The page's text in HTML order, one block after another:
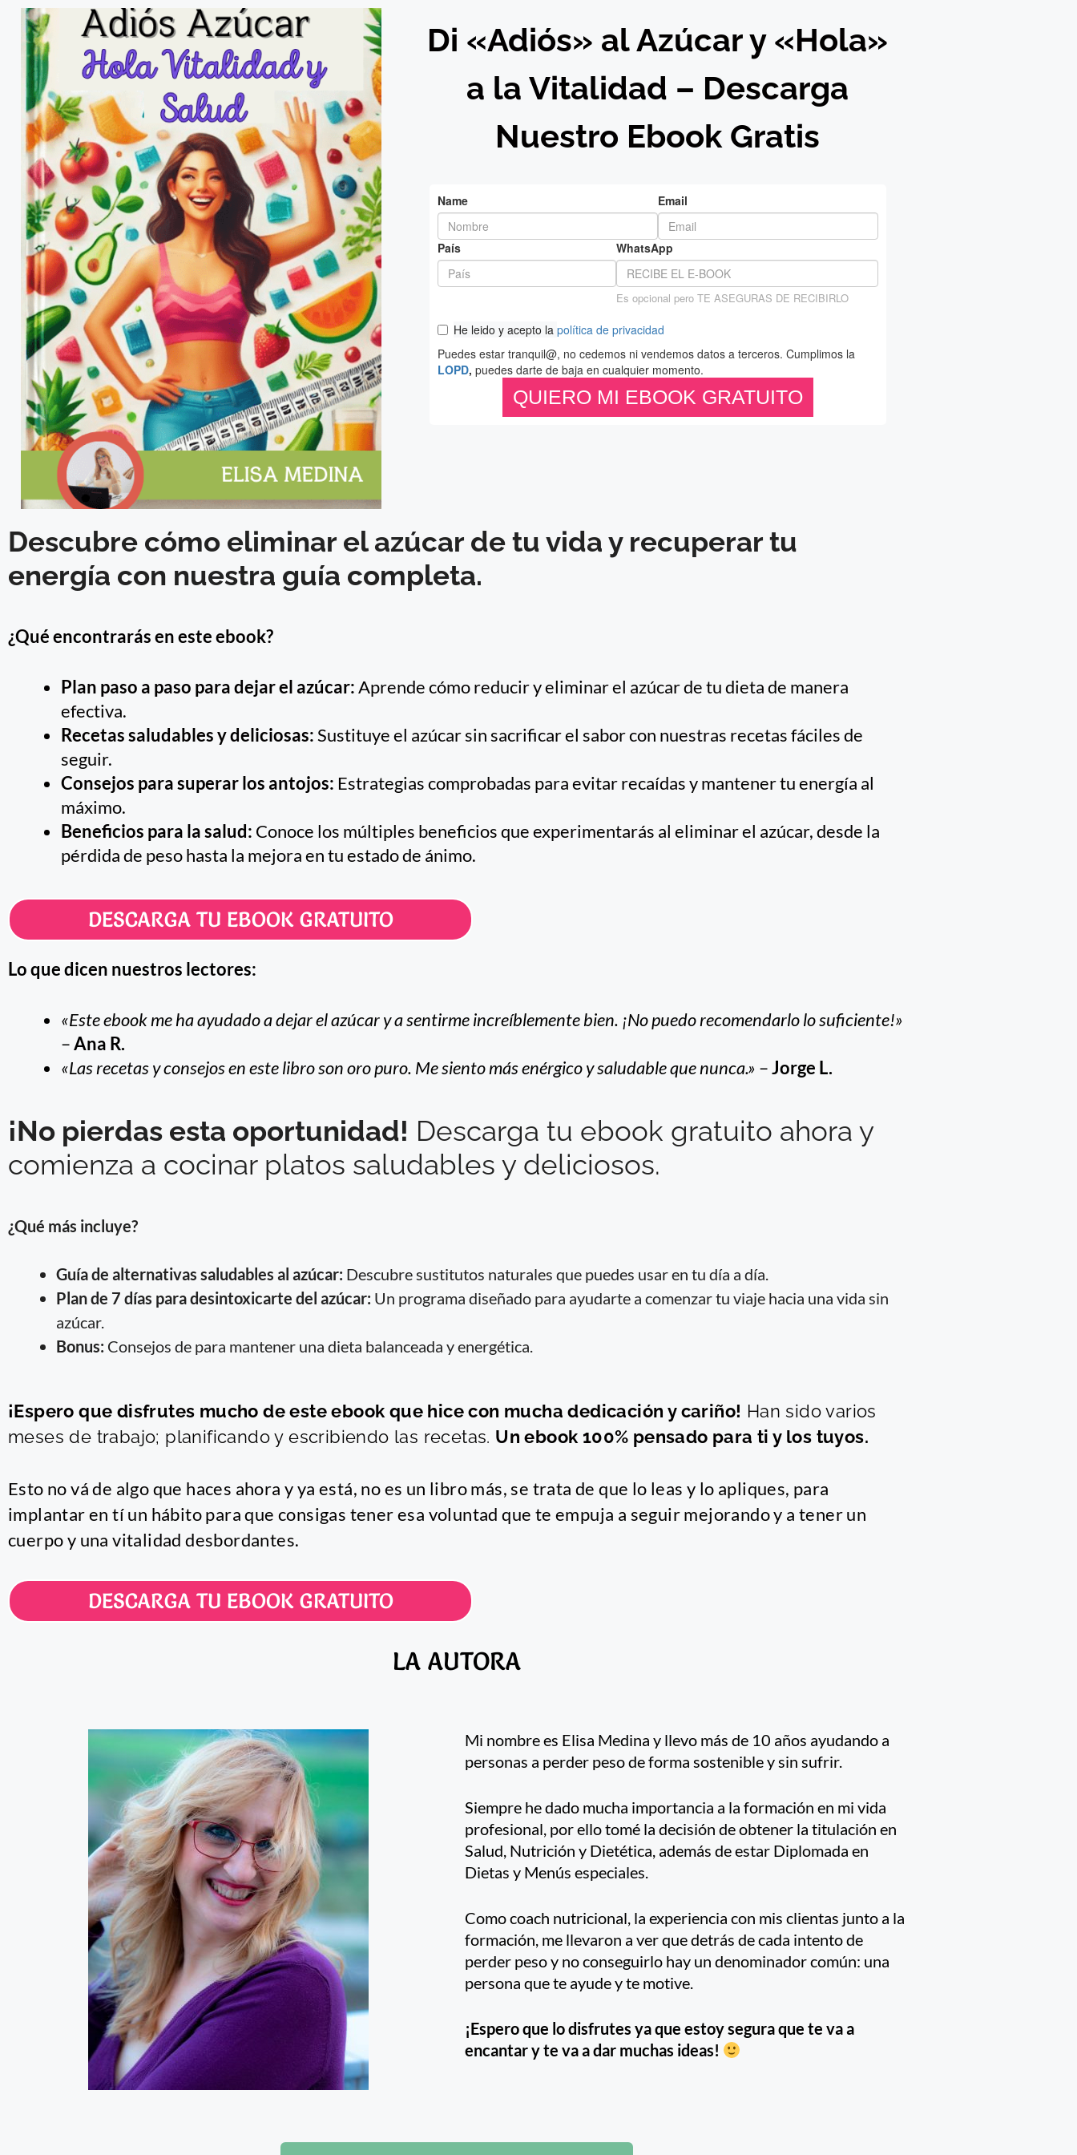
Di «Adiós» al Azúcar y «Hola»
a la Vitalidad – Descarga
Nuestro Ebook Gratis
Descubre cómo eliminar el azúcar de tu vida y recuperar tu
energía con nuestra guía completa.
¿Qué encontrarás en este ebook?
Plan paso a paso para dejar el azúcar:Aprende cómo reducir y eliminar el azúcar de tu dieta de manera
efectiva.
Recetas saludables y deliciosas:Sustituye el azúcar sin sacrificar el sabor con nuestras recetas fáciles de
seguir.
Consejos para superar los antojos: Estrategias comprobadas para evitar recaídas y mantener tu energía al
máximo.
Beneficios para la salud: Conoce los múltiples beneficios que experimentarás al eliminar el azúcar, desde la
pérdida de peso hasta la mejora en tu estado de ánimo.
DESCARGA TU EBOOK GRATUITO
Lo que dicen nuestros lectores:
«Este ebook me ha ayudado a dejar el azúcar y a sentirme increíblemente bien. ¡No puedo recomendarlo lo suficiente!»
–Ana R.
«Las recetas y consejos en este libro son oro puro. Me siento más enérgico y saludable que nunca.» –Jorge L.
¡No pierdas esta oportunidad! Descarga tu ebook gratuito ahora y
comienza a cocinar platos saludables y deliciosos.
¿Qué más incluye?
Guía de alternativas saludables al azúcar: Descubre sustitutos naturales que puedes usar en tu día a día.
Plan de 7 días para desintoxicarte del azúcar: Un programa diseñado para ayudarte a comenzar tu viaje hacia una vida sin
azúcar.
Bonus: Consejos de para mantener una dieta balanceada y energética.
¡Espero que disfrutes mucho de este ebook que hice con mucha dedicación y cariño! Han sido varios
meses de trabajo; planificando y escribiendo las recetas. Un ebook 100% pensado para ti y los tuyos.
Esto no vá de algo que haces ahora y ya está, no es un libro más, se trata de que lo leas y lo apliques, para
implantar en tí un hábito para que consigas tener esa voluntad que te empuja a seguir mejorando y a tener un
cuerpo y una vitalidad desbordantes.
DESCARGA TU EBOOK GRATUITO
LA AUTORA
Mi nombre es Elisa Medina y llevo más de 10 años ayudando a
personas a perder peso de forma sostenible y sin sufrir.
Siempre he dado mucha importancia a la formación en mi vida
profesional, por ello tomé la decisión de obtener la titulación en
Salud, Nutrición y Dietética, además de estar Diplomada en
Dietas y Menús especiales.
Como coach nutricional, la experiencia con mis clientas junto a la
formación, me llevaron a ver que detrás de cada intento de
perder peso y no conseguirlo hay un denominador común: una
persona que te ayude y te motive.
¡Espero que lo disfrutes ya que estoy segura que te va a
encantar y te va a dar muchas ideas!